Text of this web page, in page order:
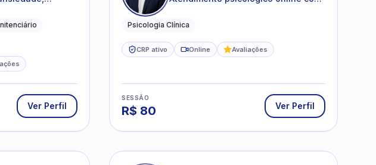
questões
Ver Perfil
Psicologia Clínica
CRP ativo Online Avaliações
SESSÃO
R$ 80 Ver Perfil